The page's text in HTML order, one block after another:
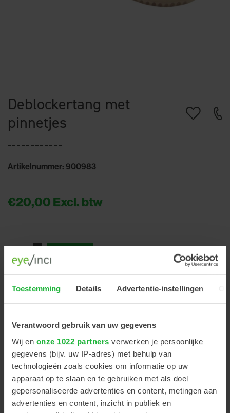
Toestemming Details Advertentie-instellingen
Verantwoord gebruik van uw gegevens
Wij en onze 1022 partners verwerken je persoonlijke
gegevens (bijv. uw IP-adres) met behulp van
technologieën zoals cookies om informatie op uw
apparaat op te slaan en te gebruiken met als doel
gepersonaliseerde advertenties en content, metingen aan
advertenties en content, inzicht in publiek en
Deblockertang met
pinnetjes
Artikelnummer: 900983
€20,00 Excl. btw
+
-
PRODUCT OMSCHRIJVING
Met deze tool kan men het blok snel, moeiteloos en
efficiënt van de lens verwijderen. Deze tool heeft een